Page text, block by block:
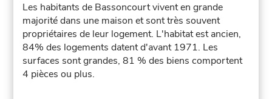
Les habitants de Bassoncourt vivent en grande
majorité dans une maison et sont très souvent
propriétaires de leur logement. L'habitat est ancien,
84% des logements datent d'avant 1971. Les
surfaces sont grandes, 81 % des biens comportent
4 pièces ou plus.